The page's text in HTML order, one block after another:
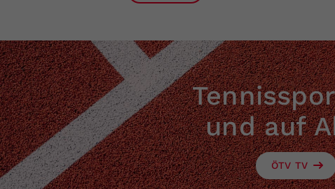
und auf
ÖTV TV